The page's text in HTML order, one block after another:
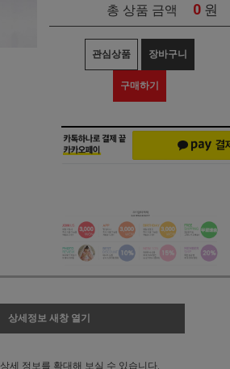
총 상품 금액 0 원
관심상품 장바구니
구매하기
상세정보 새창 열기
상세 정보를 확대해 보실 수 있습니다.